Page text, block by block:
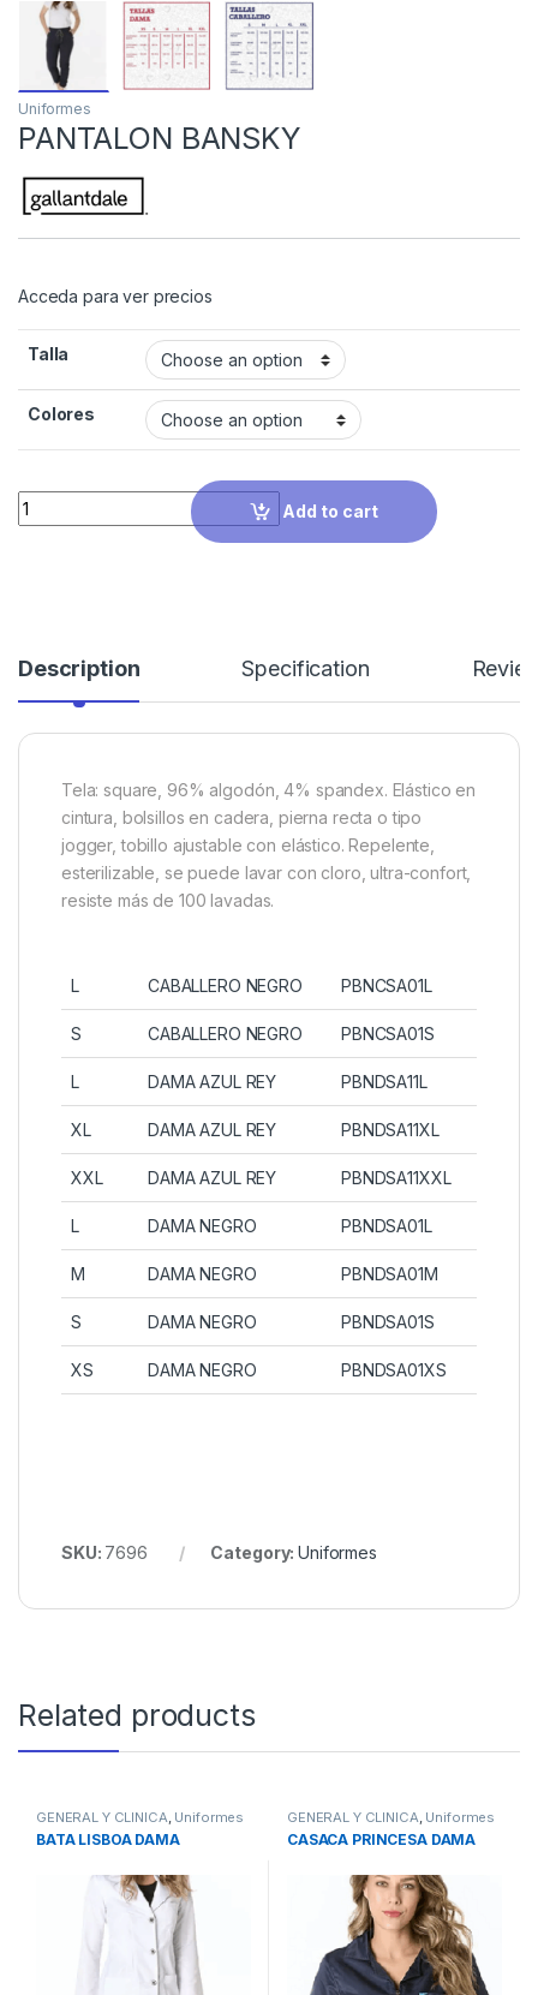
Uniformes
PANTALON BANSKY
Acceda para ver precios
Talla
Colores
Quantity
Add to cart
Description Specification
Tela: square, 96% algodón, 4% spandex. Elástico en
cintura, bolsillos en cadera, pierna recta o tipo
jogger, tobillo ajustable con elástico. Repelente,
esterilizable, se puede lavar con cloro, ultra-confort,
resiste más de 100 lavadas.
L CABALLERO NEGRO PBNCSA01L
S CABALLERO NEGRO PBNCSA01S
L DAMA AZUL REY PBNDSA11L
XL DAMA AZUL REY PBNDSA11XL
XXL DAMA AZUL REY PBNDSA11XXL
L DAMA NEGRO PBNDSA01L
M DAMA NEGRO PBNDSA01M
S DAMA NEGRO PBNDSA01S
XS DAMA NEGRO PBNDSA01XS
SKU: 7696 Category:Uniformes
Related products
GENERAL Y CLINICA, Uniformes
BATA LISBOA DAMA
GENERAL Y CLINICA, Uniformes
CASACA PRINCESA DAMA